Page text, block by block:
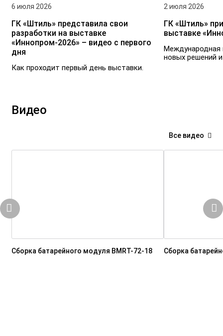
6 июля 2026
ГК «Штиль» представила свои
разработки на выставке
«Иннопром-2026» – видео с первого
дня
Как проходит первый день выставки.
2 июля 2026
ГК «Штиль»
выставке
Международная
новых решений
Видео
Все видео
Сборка батарейного модуля BMRT-72-18 Сборка